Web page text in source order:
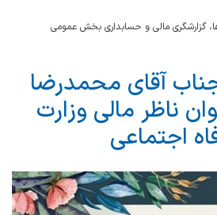
گزارشگری مالی و حسابداری بخش عمومی
آقای محمدرضا
ناظر مالی وزارت
اجتماعی